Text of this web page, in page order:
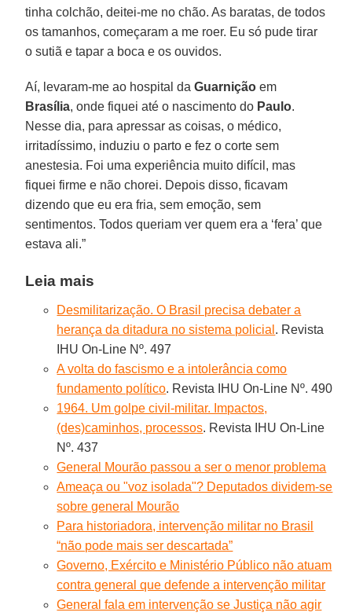
tinha colchão, deitei-me no chão. As baratas, de todos
os tamanhos, começaram a me roer. Eu só pude tirar
o sutiã e tapar a boca e os ouvidos.
Aí, levaram-me ao hospital daGuarnição em
Brasília, onde fiquei até o nascimento do Paulo.
Nesse dia, para apressar as coisas, o médico,
irritadíssimo, induziu o parto e fez o corte sem
anestesia. Foi uma experiência muito difícil, mas
fiquei firme e não chorei. Depois disso, ficavam
dizendo que eu era fria, sem emoção, sem
sentimentos. Todos queriam ver quem era a ‘fera’ que
estava ali.”
Leia mais
Desmilitarização. O Brasil precisa debater a
herança da ditadura no sistema policial . Revista
IHU On-Line Nº. 497
A volta do fascismo e a intolerância como
fundamento político. Revista IHU On-Line Nº. 490
1964. Um golpe civil-militar. Impactos,
(des)caminhos, processos. Revista IHU On-Line
Nº. 437
General Mourão passou a ser o menor problema
Ameaça ou "voz isolada"? Deputados dividem-se
sobre general Mourão
Para historiadora, intervenção militar no Brasil
“não pode mais ser descartada”
Governo, Exército e Ministério Público não atuam
contra general que defende a intervenção militar
General fala em intervenção se Justiça não agir